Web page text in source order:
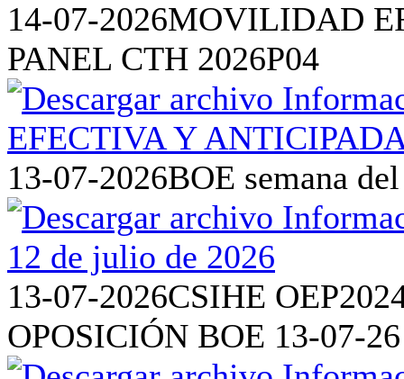
14-07-2026MOVILIDAD
PANEL CTH 2026P04
13-07-2026BOE semana
13-07-2026CSIHE
OPOSICIÓN BOE 13-07-26